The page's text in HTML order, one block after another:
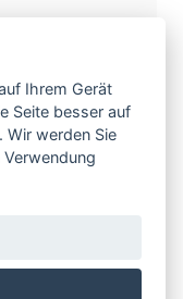
.
|
Ihrem Gerät
Seite besser auf
Wir werden Sie